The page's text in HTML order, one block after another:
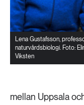
Lena Gustafsson,
naturvårdsbiologi. Foto:
Viksten
mellan Uppsala